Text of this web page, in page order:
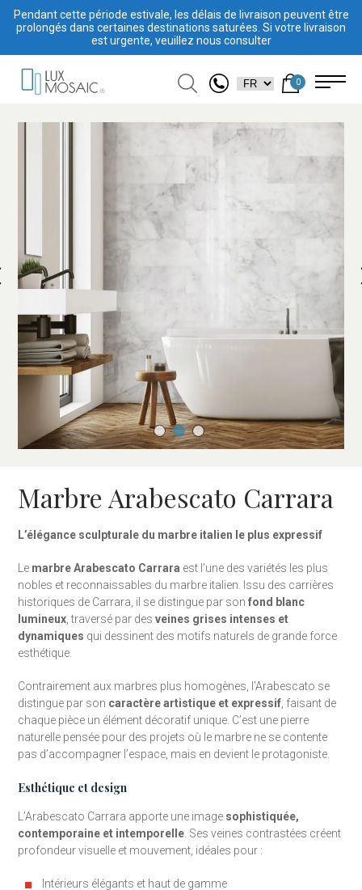
Pendant cette période estivale, les délais de livraison peuvent être
prolongés dans certaines destinations saturées. Si votre livraison
est urgente, veuillez nous consulter
0
Marbre Arabescato Carrara
L’élégance sculpturale du marbre italien le plus expressif
Le marbre Arabescato Carrara est l’une des variétés les plus
nobles et reconnaissables du marbre italien. Issu des carrières
historiques de Carrara, il se distingue par sonfond blanc
lumineux, traversé par desveines grises intenses et
dynamiques qui dessinent des motifs naturels de grande force
esthétique.
Contrairement aux marbres plus homogènes, l’Arabescato se
distingue par son caractère artistique et expressif, faisant de
chaque pièce un élément décoratif unique. C’est une pierre
naturelle pensée pour des projets où le marbre ne se contente
pas d’accompagner l’espace, mais en devient le protagoniste.
Esthétique et design
L’Arabescato Carrara apporte une image sophistiquée,
contemporaine et intemporelle. Ses veines contrastées créent
profondeur visuelle et mouvement, idéales pour :
Intérieurs élégants et haut de gamme